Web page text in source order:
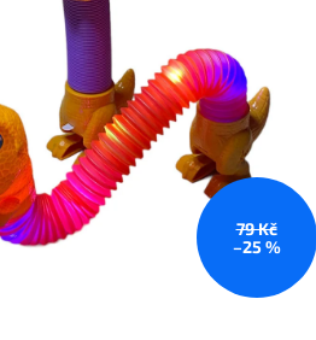
79 Kč
–25 %